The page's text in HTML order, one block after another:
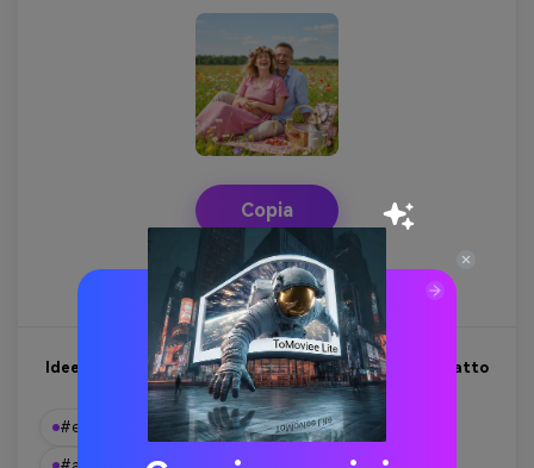
Copia
Crea
Idee servizio fotografico di coppia San Valentino: Ritratto
anniversario studio per coppie anziane
#elderly-studio-valentine #senior-couple-portrait